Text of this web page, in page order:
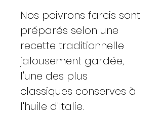
Nos poivrons farcis sont
préparés selon une
recette traditionnelle
jalousement gardée,
l'une des plus
classiques conserves à
l'huile d'Italie.